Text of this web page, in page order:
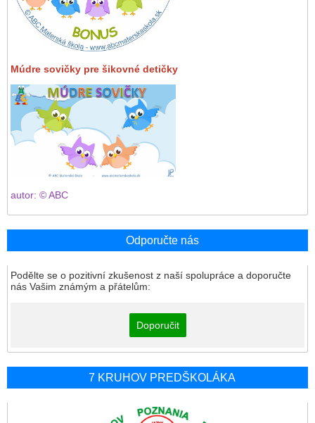
Múdre sovičky pre šikovné detičky
autor: © ABC
Odporučte nás
Podělte se o pozitivní zkušenost z naší spolupráce a doporučte
nás Vašim známým a přátelům:
Doporučit
7 KRUHOV PREDŠKOLÁKA